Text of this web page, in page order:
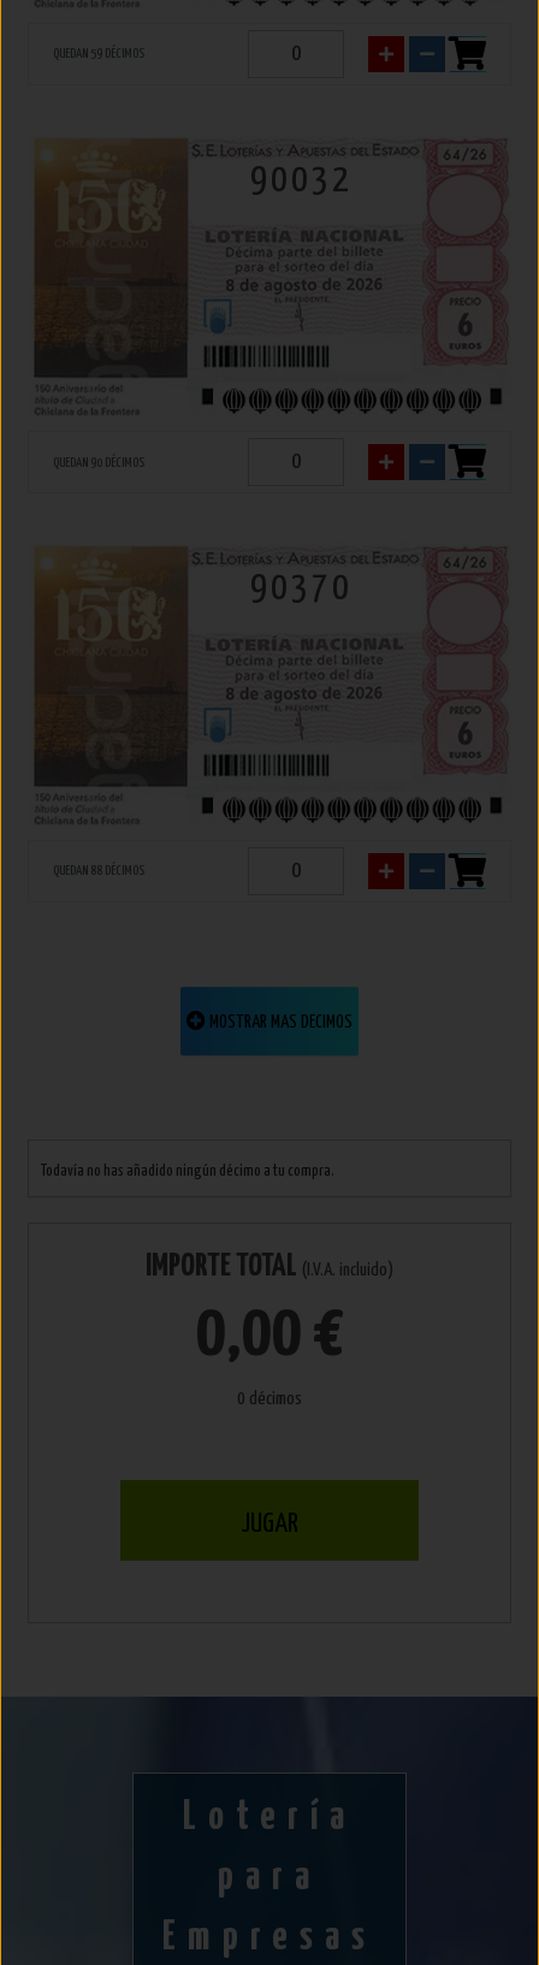
QUEDAN 59 DÉCIMOS
90032
QUEDAN 90 DÉCIMOS
90370
QUEDAN 88 DÉCIMOS
MOSTRAR MAS DECIMOS
Todavía no has añadido ningún décimo a tu compra.
IMPORTE TOTAL (I.V.A. incluido)
0,00 €
0 décimos
JUGAR
Lotería
para
Empresas